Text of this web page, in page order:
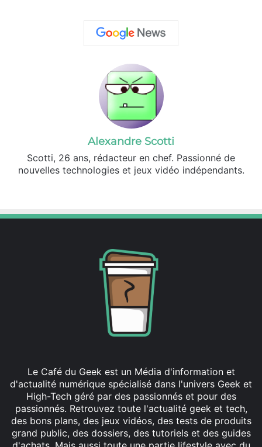
Alexandre Scotti
Scotti, 26 ans, rédacteur en chef. Passionné de
nouvelles technologies et jeux vidéo indépendants.
Le Café du Geek est un Média d'information et
d'actualité numérique spécialisé dans l'univers Geek et
High-Tech géré par des passionnés et pour des
passionnés. Retrouvez toute l'actualité geek et tech,
des bons plans, des jeux vidéos, des tests de produits
grand public, des dossiers, des tutoriels et des guides